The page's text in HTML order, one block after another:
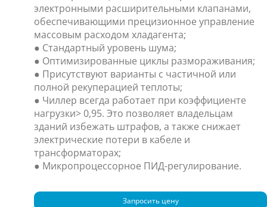
электронными расширительными клапанами,
обеспечивающими прецизионное управление
массовым расходом хладагента;
● Стандартный уровень шума;
● Оптимизированные циклы размораживания;
● Присутствуют варианты с частичной или
полной рекуперацией теплоты;
● Чиллер всегда работает при коэффициенте
нагрузки> 0,95. Это позволяет владельцам
зданий избежать штрафов, а также снижает
электрические потери в кабеле и
трансформаторах;
● Микропроцессорное ПИД-регулирование.
Запросить цену